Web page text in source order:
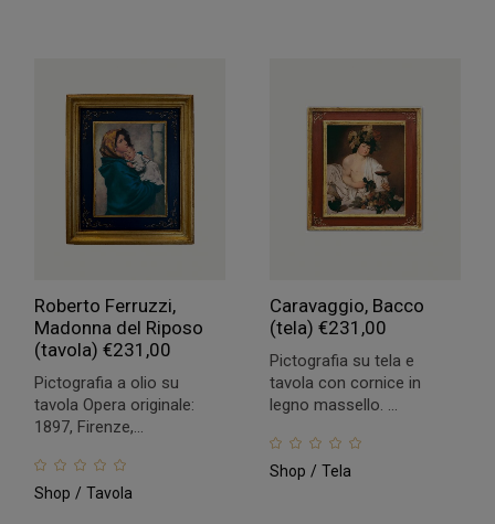
Roberto Ferruzzi,
Madonna del Riposo
(tavola)€231,00
Pictografia a olio su
tavola Opera originale:
1897, Firenze,...
Shop Tavola
Caravaggio, Bacco
(tela) €231,00
Pictografia su tela e
tavola con cornice in
legno massello. ...
Shop Tela